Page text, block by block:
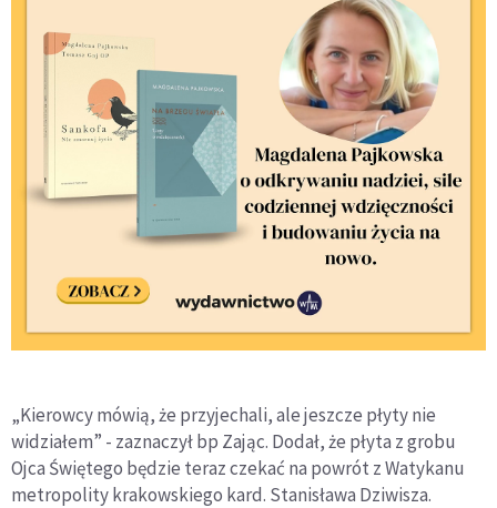
„Kierowcy mówią, że przyjechali, ale jeszcze płyty nie
widziałem” - zaznaczył bp Zając. Dodał, że płyta z grobu
Ojca Świętego będzie teraz czekać na powrót z Watykanu
metropolity krakowskiego kard. Stanisława Dziwisza.